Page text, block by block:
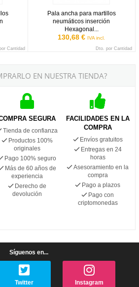
Cantidad
Pala ancha para martillos
neumáticos inserción
Hexagonal...
130,68 € IVA incl.
Dto. por Cantidad
EN NUESTRA TIENDA?
SEGURA
Tienda de confianza
Productos 100%
originales
Pago 100% seguro
Más de 60 años de
experiencia
Derecho de
devolución
FACILIDADES EN LA
COMPRA
Envíos gratuitos
Entregas en 24
horas
Asesoramiento en la
compra
Pago a plazos
Pago con
criptomonedas
Síguenos en...
Twitter Instagram